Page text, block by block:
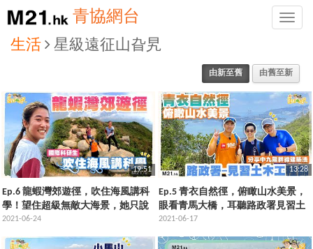
Toggle
青協網台
生活 星級遠征山旮旯
由新至舊 由舊至新
19:51
Ep.6 龍蝦灣郊遊徑，吹住海風講科
學！望住超級無敵大海景，她只說
了一個字
2021-06-24
13:28
Ep.5 青衣自然徑，俯瞰山水美景，
眼看青馬大橋，耳聽路政署見習土
木工程師，分享中九龍幹線建築法
2021-06-17